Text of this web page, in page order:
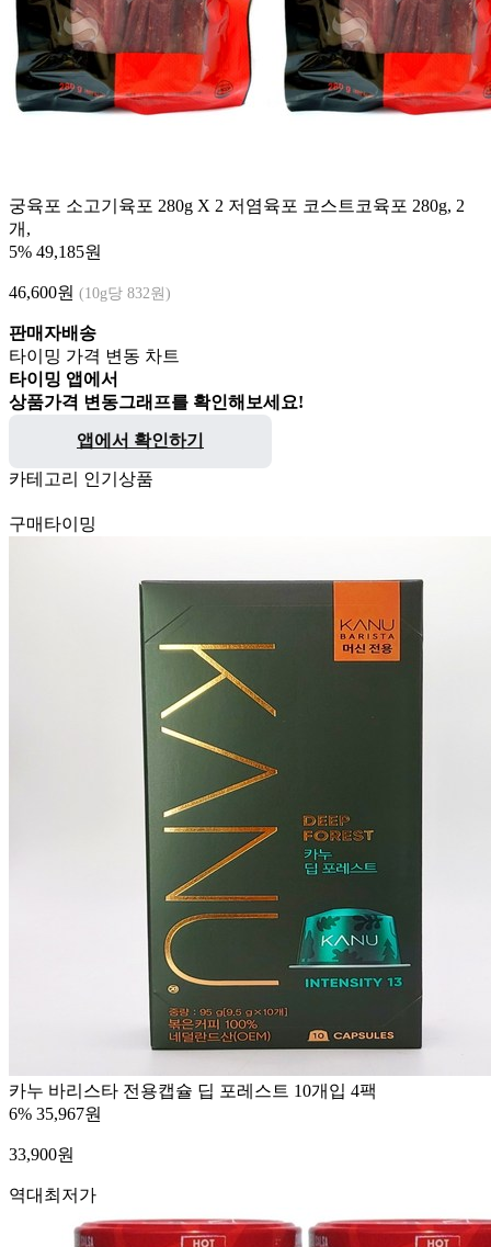
궁육포 소고기육포 280g X 2 저염육포 코스트코육포 280g, 2
개,
5% 49,185원
46,600원 (10g당 832원)
판매자배송
타이밍 가격 변동 차트
타이밍 앱에서
상품가격 변동그래프를 확인해보세요!
앱에서 확인하기
카테고리 인기상품
구매타이밍
카누 바리스타 전용캡슐 딥 포레스트 10개입 4팩
6% 35,967원
33,900원
역대최저가